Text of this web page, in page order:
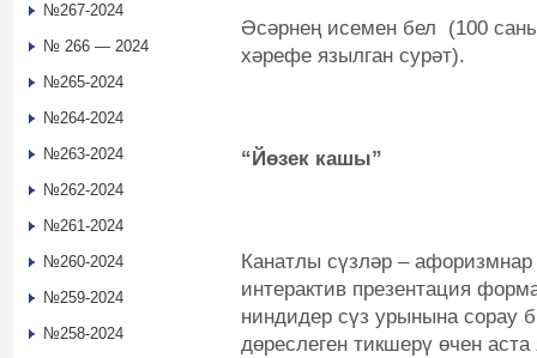
Әсәрнең исемен бел (100
хәрефе язылган сурәт).
“Йөзек кашы”
Канатлы сүзләр –
интерактив презентация
ниндидер сүз урынына сорау
дөреслеген тикшерү өчен
№267-2024
№ 266 — 2024
№265-2024
№264-2024
№263-2024
№262-2024
№261-2024
№260-2024
№259-2024
№258-2024